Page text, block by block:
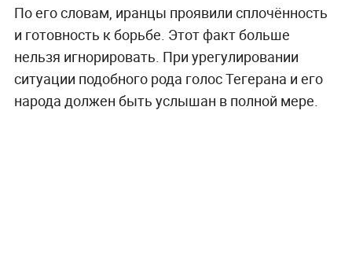
По его словам, иранцы проявили сплочённость
и готовность к борьбе. Этот факт больше
нельзя игнорировать. При урегулировании
ситуации подобного рода голос Тегерана и его
народа должен быть услышан в полной мере.